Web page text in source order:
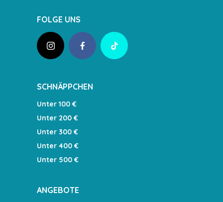
FOLGE UNS
SCHNÄPPCHEN
Unter 100 €
Unter 200 €
Unter 300 €
Unter 400 €
Unter 500 €
ANGEBOTE